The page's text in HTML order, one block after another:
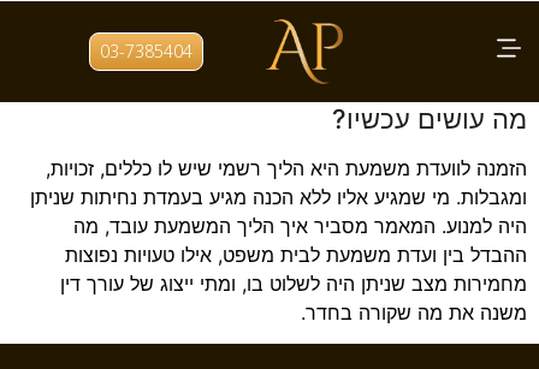
03-7385404 תגית: השעייה מהלימודים
קיבלתי הזמנה לוועדת משמעת באוניברסיטה:
מה עושים עכשיו?
הזמנה לוועדת משמעת היא הליך רשמי שיש לו כללים, זכויות,
ומגבלות. מי שמגיע אליו ללא הכנה מגיע בעמדת נחיתות שניתן
היה למנוע. המאמר מסביר איך הליך המשמעת עובד, מה
ההבדל בין ועדת משמעת לבית משפט, אילו טעויות נפוצות
מחמירות מצב שניתן היה לשלוט בו, ומתי ייצוג של עורך דין
משנה את מה שקורה בחדר.